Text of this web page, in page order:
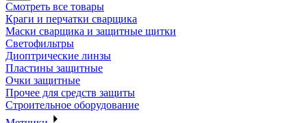
Смотреть все товары
Краги и перчатки сварщика
Маски сварщика и защитные щитки
Светофильтры
Диоптрические линзы
Пластины защитные
Очки защитные
Прочее для средств защиты
Строительное оборудование